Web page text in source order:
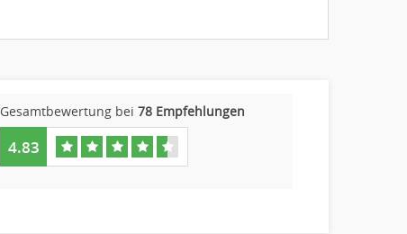
Gesamtbewertung bei 78 Empfehlungen
4.83